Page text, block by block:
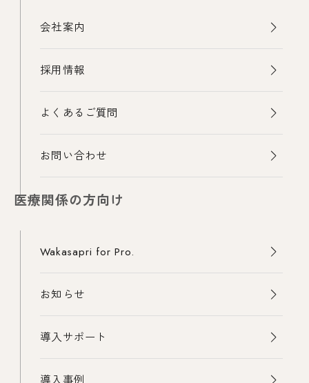
会社案内
採用情報
よくあるご質問
お問い合わせ
医療関係の方向け
Wakasapri for Pro.
お知らせ
導入サポート